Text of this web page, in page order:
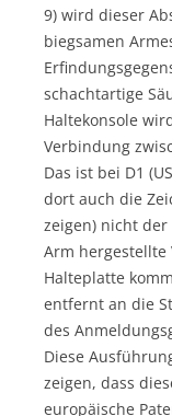
9) wird dieser
biegsamen
schachtartige
Haltekonsole
Verbindung
Das ist bei D1
dort auch die
zeigen) nicht
Arm hergestellte
Halteplatte
entfernt an die
des
Diese
zeigen, dass
europäische